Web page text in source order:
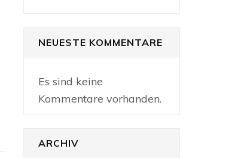
NEUESTE KOMMENTARE
Es sind keine
Kommentare vorhanden.
ARCHIV